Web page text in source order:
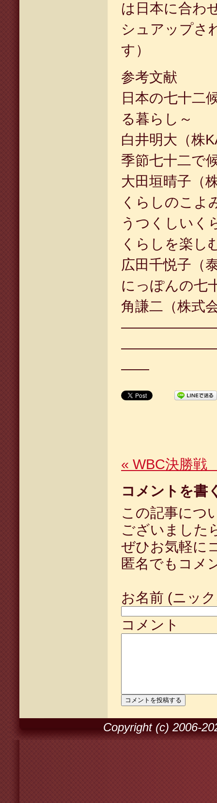
は日本に合わ
シュアップさ
す）
参考文献
日本の七十二
る暮らし～
白井明大（株
季節七十二で
大田垣晴子（
くらしのこよ
うつくしいく
くらしを楽し
広田千悦子（
にっぽんの七
角謙二（株式
——
« WBC決勝戦
コメントを書
この記事につ
ございました
ぜひお気軽に
匿名でもコメ
お名前 (ニッ
コメント
Copyright (c) 2006-